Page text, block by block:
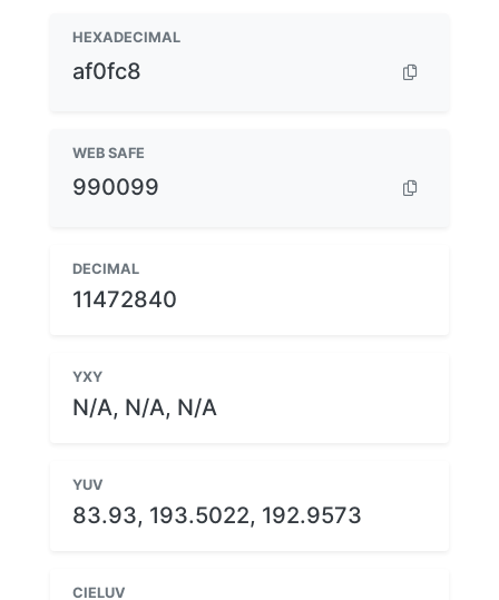
HEXADECIMAL
af0fc8
WEB SAFE
990099
DECIMAL
11472840
YXY
N/A, N/A, N/A
YUV
83.93, 193.5022, 192.9573
CIELUV